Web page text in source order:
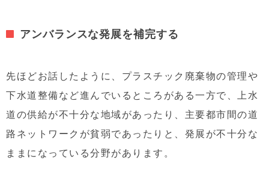
アンバランスな発展を補完する
先ほどお話したように、プラスチック廃棄物の管理や
下水道整備など進んでいるところがある一方で、上水
道の供給が不十分な地域があったり、主要都市間の道
路ネットワークが貧弱であったりと、発展が不十分な
ままになっている分野があります。